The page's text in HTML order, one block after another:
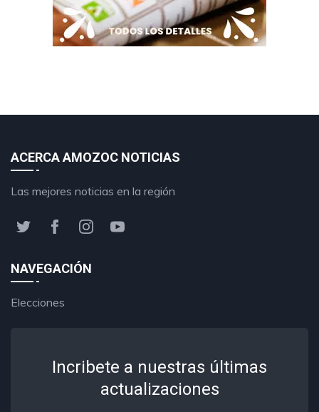
ACERCA AMOZOC NOTICIAS
Las mejores noticias en la región
NAVEGACIÓN
Elecciones
Incribete a nuestras últimas
actualizaciones